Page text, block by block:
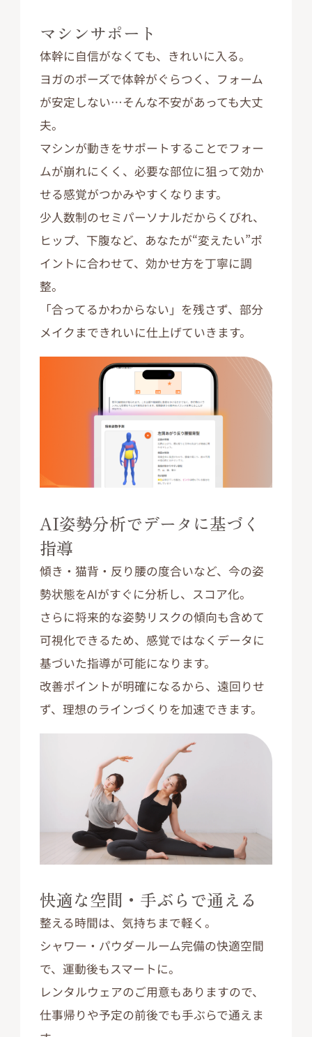
マシンサポート
体幹に自信がなくても、きれいに入る。
ヨガのポーズで体幹がぐらつく、フォーム
が安定しない…そんな不安があっても大丈
夫。
マシンが動きをサポートすることでフォー
ムが崩れにくく、必要な部位に狙って効か
せる感覚がつかみやすくなります。
少人数制のセミパーソナルだからくびれ、
ヒップ、下腹など、あなたが“変えたい”ポ
イントに合わせて、効かせ方を丁寧に調
整。
「合ってるかわからない」を残さず、部分
メイクまできれいに仕上げていきます。
AI姿勢分析でデータに基づく
指導
傾き・猫背・反り腰の度合いなど、今の姿
勢状態をAIがすぐに分析し、スコア化。
さらに将来的な姿勢リスクの傾向も含めて
可視化できるため、感覚ではなくデータに
基づいた指導が可能になります。
改善ポイントが明確になるから、遠回りせ
ず、理想のラインづくりを加速できます。
快適な空間・手ぶらで通える
整える時間は、気持ちまで軽く。
シャワー・パウダールーム完備の快適空間
で、運動後もスマートに。
レンタルウェアのご用意もありますので、
仕事帰りや予定の前後でも手ぶらで通えま